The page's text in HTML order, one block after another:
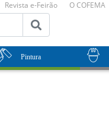
Revista e-Feirão O COFEMA
Pintura